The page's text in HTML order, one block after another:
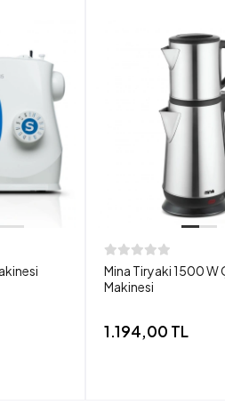
Mina Tiryaki 1500 W
Makinesi
1.194,00 TL